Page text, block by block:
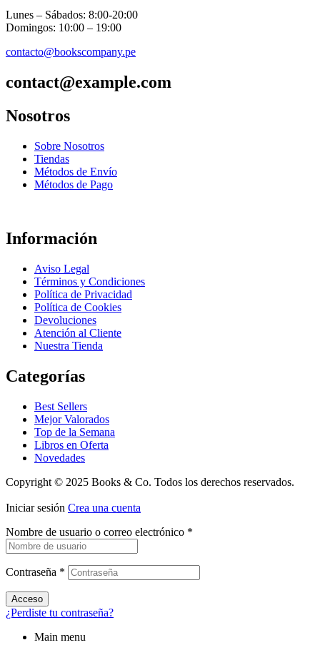
Lunes – Sábados: 8:00-20:00
Domingos: 10:00 – 19:00
contacto@bookscompany.pe
contact@example.com
Nosotros
Sobre Nosotros
Tiendas
Métodos de Envío
Métodos de Pago
Información
Aviso Legal
Términos y Condiciones
Política de Privacidad
Política de Cookies
Devoluciones
Atención al Cliente
Nuestra Tienda
Categorías
Best Sellers
Mejor Valorados
Top de la Semana
Libros en Oferta
Novedades
Copyright © 2025 Books & Co. Todos los derechos reservados.
Iniciar sesión Crea una cuenta
Nombre de usuario o correo electrónico *
Contraseña *
Acceso
¿Perdiste tu contraseña?
Main menu